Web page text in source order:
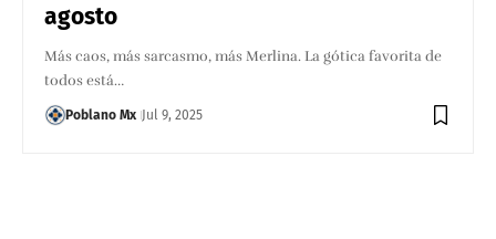
agosto
Más caos, más sarcasmo, más Merlina. La gótica favorita de
todos está…
Poblano Mx Jul 9, 2025